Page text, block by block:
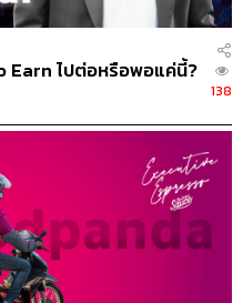
Earn ไปต่อหรือพอแค่นี้?
138